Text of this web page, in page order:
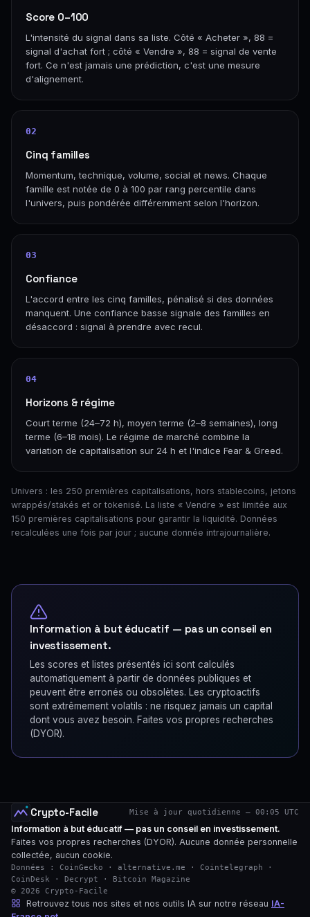
Score 0–100
L'intensité du signal dans sa liste. Côté « Acheter », 88 =
signal d'achat fort ; côté « Vendre », 88 = signal de vente
fort. Ce n'est jamais une prédiction, c'est une mesure
d'alignement.
02
Cinq familles
Momentum, technique, volume, social et news. Chaque
famille est notée de 0 à 100 par rang percentile dans
l'univers, puis pondérée différemment selon l'horizon.
03
Confiance
L'accord entre les cinq familles, pénalisé si des données
manquent. Une confiance basse signale des familles en
désaccord : signal à prendre avec recul.
04
Horizons & régime
Court terme (24–72 h), moyen terme (2–8 semaines), long
terme (6–18 mois). Le régime de marché combine la
variation de capitalisation sur 24 h et l'indice Fear & Greed.
Univers : les 250 premières capitalisations, hors stablecoins, jetons
wrappés/stakés et or tokenisé. La liste « Vendre » est limitée aux
150 premières capitalisations pour garantir la liquidité. Données
recalculées une fois par jour ; aucune donnée intrajournalière.
Information à but éducatif — pas un conseil en
investissement.
Les scores et listes présentés ici sont calculés
automatiquement à partir de données publiques et
peuvent être erronés ou obsolètes. Les cryptoactifs
sont extrêmement volatils : ne risquez jamais un capital
dont vous avez besoin. Faites vos propres recherches
(DYOR).
Crypto-Facile Mise à jour quotidienne — 00:05 UTC
Information à but éducatif — pas un conseil en investissement.
Faites vos propres recherches (DYOR). Aucune donnée personnelle
collectée, aucun cookie.
Données : CoinGecko · alternative.me · Cointelegraph ·
CoinDesk · Decrypt · Bitcoin Magazine
© 2026 Crypto-Facile
Retrouvez tous nos sites et nos outils IA sur notre réseau IA-